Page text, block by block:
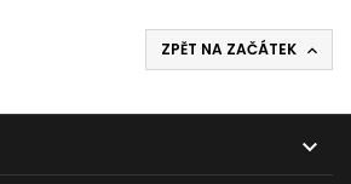
ZPĚT NA ZAČÁTEK 
